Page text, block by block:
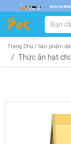
SẢN PHẨM DÀNH
Trang Chủ / Sản phẩm
Thức ăn hạt